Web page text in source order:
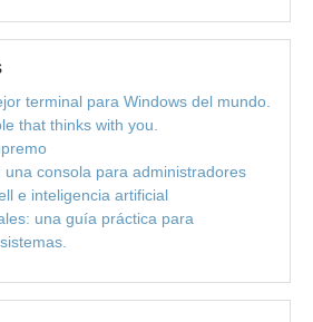
terminal para Windows del mundo.
that thinks with you.
una consola para administradores
e inteligencia artificial
una guía práctica para